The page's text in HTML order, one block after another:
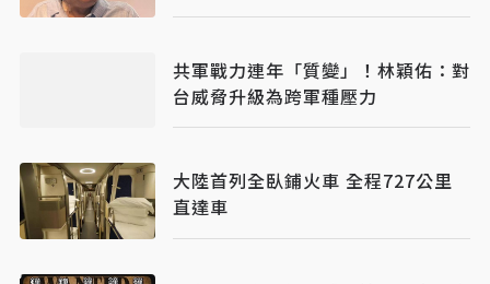
共軍戰力連年「質變」！林穎佑：對
台威脅升級為跨軍種壓力
大陸首列全臥鋪火車 全程727公里
直達車